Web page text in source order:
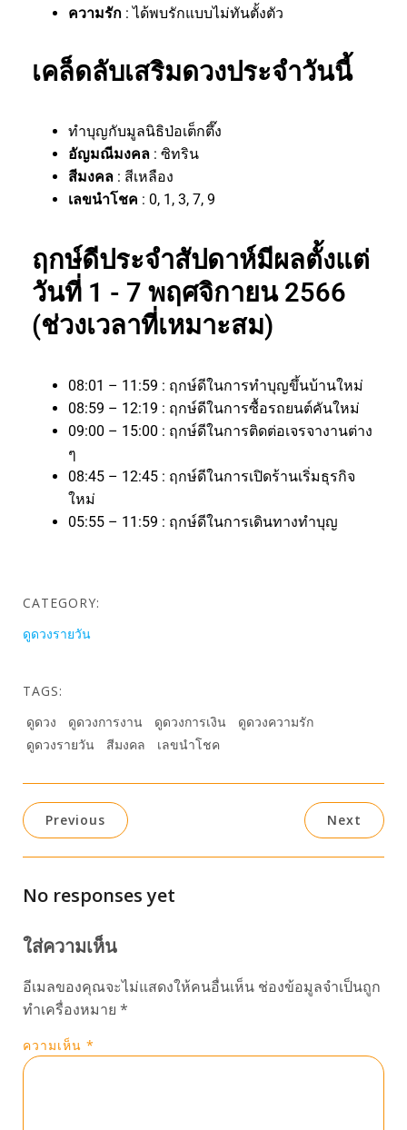
ความรัก : ได้พบรักแบบไม่ทันตั้งตัว
เคล็ดลับเสริมดวงประจำวันนี้
ทำบุญกับมูลนิธิป่อเต็กตึ๊ง
อัญมณีมงคล : ซิทริน
สีมงคล : สีเหลือง
เลขนำโชค : 0, 1, 3, 7, 9
ฤกษ์ดีประจำสัปดาห์มีผลตั้งแต่
วันที่ 1 - 7 พฤศจิกายน 2566
(ช่วงเวลาที่เหมาะสม)
08:01 – 11:59 : ฤกษ์ดีในการทำบุญขึ้นบ้านใหม่
08:59 – 12:19 : ฤกษ์ดีในการซื้อรถยนต์คันใหม่
09:00 – 15:00 : ฤกษ์ดีในการติดต่อเจรจางานต่าง
ๆ
08:45 – 12:45 : ฤกษ์ดีในการเปิดร้านเริ่มธุรกิจ
ใหม่
05:55 – 11:59 : ฤกษ์ดีในการเดินทางทำบุญ
CATEGORY:
ดูดวงรายวัน
TAGS:
ดูดวง
ดูดวงการงาน ดูดวงการเงิน
ดูดวงความรัก
ดูดวงรายวัน
สีมงคล เลขนำโชค
Previous Next
No responses yet
ใส่ความเห็น
อีเมลของคุณจะไม่แสดงให้คนอื่นเห็น ช่องข้อมูลจำเป็นถูก
ทำเครื่องหมาย *
ความเห็น *